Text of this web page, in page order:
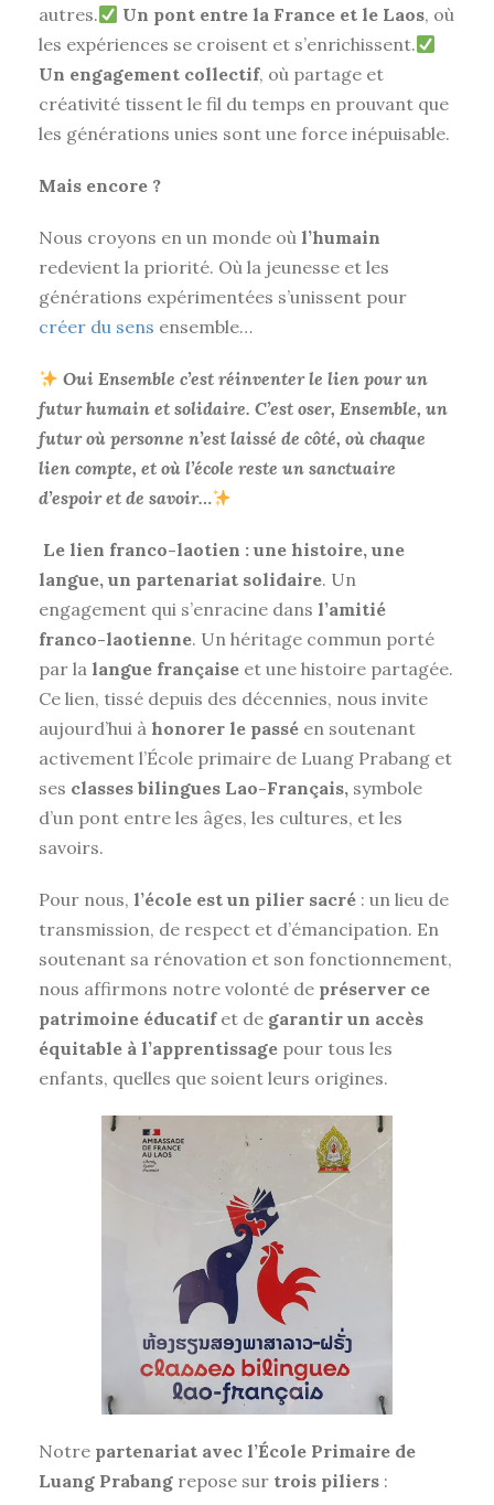
autres. Un pont entre la France et le Laos, où
les expériences se croisent et s’enrichissent.
Un engagement collectif, où partage et
créativité tissent le fil du temps en prouvant que
les générations unies sont une force inépuisable.
Mais encore ?
Nous croyons en un monde où l’humain
redevient la priorité. Où la jeunesse et les
générations expérimentées s’unissent pour
créer du sens ensemble…
Oui Ensemble c’est réinventer le lien pour un
futur humain et solidaire. C’est oser, Ensemble, un
futur où personne n’est laissé de côté, où chaque
lien compte, et où l’école reste un sanctuaire
d’espoir et de savoir…
Le lien franco-laotien : une histoire, une
langue, un partenariat solidaire. Un
engagement qui s’enracine dans l’amitié
franco-laotienne. Un héritage commun porté
par la langue française et une histoire partagée.
Ce lien, tissé depuis des décennies, nous invite
aujourd’hui à honorer le passé en soutenant
activement l’École primaire de Luang Prabang et
ses classes bilingues Lao-Français, symbole
d’un pont entre les âges, les cultures, et les
savoirs.
Pour nous, l’école est un pilier sacré : un lieu de
transmission, de respect et d’émancipation. En
soutenant sa rénovation et son fonctionnement,
nous affirmons notre volonté de préserver ce
patrimoine éducatifet de garantir un accès
équitable à l’apprentissage pour tous les
enfants, quelles que soient leurs origines.
Notre partenariat avec l’École Primaire de
Luang Prabang repose sur trois piliers :